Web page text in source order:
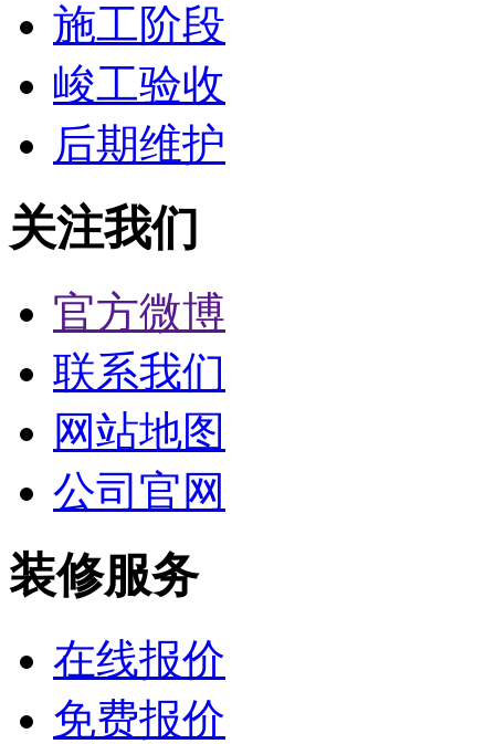
施工阶段
峻工验收
后期维护
关注我们
官方微博
联系我们
网站地图
公司官网
装修服务
在线报价
免费报价